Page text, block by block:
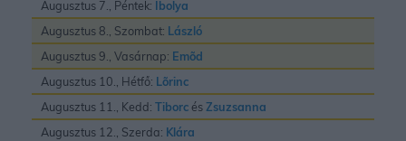
Augusztus 7., Péntek: Ibolya
Augusztus 8., Szombat: László
Augusztus 9., Vasárnap: Emõd
Augusztus 10., Hétfő: Lõrinc
Augusztus 11., Kedd: Tiborc ésZsuzsanna
Augusztus 12., Szerda: Klára